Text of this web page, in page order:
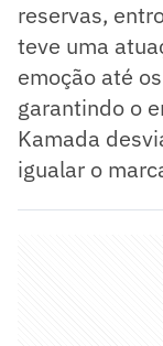
reservas,
teve uma
emoção até
garantindo o
Kamada
igualar o